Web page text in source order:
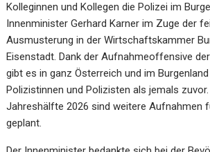
Kolleginnen und Kollegen die Polizei im
Innenminister Gerhard Karner im Zuge der
Ausmusterung in der Wirtschaftskammer
Eisenstadt. Dank der Aufnahmeoffensive
gibt es in ganz Österreich und im
Polizistinnen und Polizisten als jemals
Jahreshälfte 2026 sind weitere Aufnahmen
geplant.